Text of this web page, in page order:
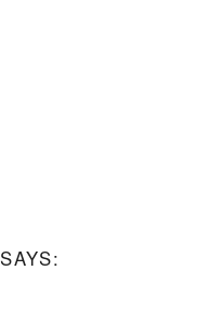
SAYS: